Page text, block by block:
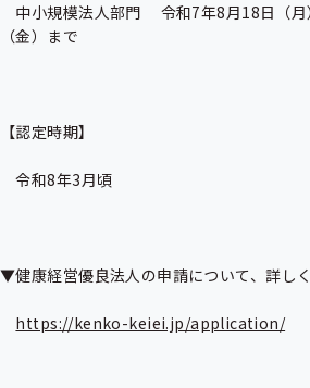
中小規模法人部門　 令和7年8月18日（
（金）まで
【認定時期】
令和8年3月頃
▼健康経営優良法人の申請について、詳し
https://kenko-keiei.jp/application/